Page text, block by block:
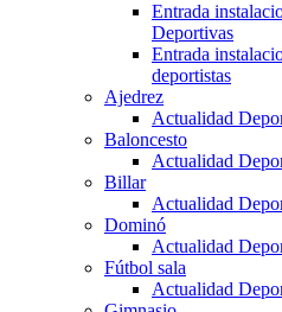
Entrada
Deportivas
Entrada
deportistas
Ajedrez
Actualidad
Baloncesto
Actualidad
Billar
Actualidad
Dominó
Actualidad
Fútbol sala
Actualidad